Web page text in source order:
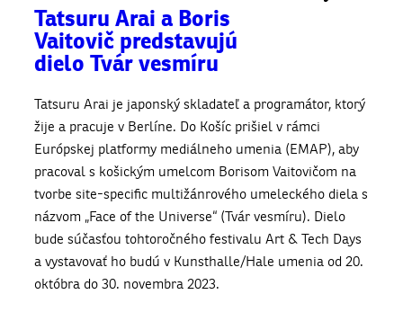
Tatsuru Arai a Boris
Vaitovič predstavujú
dielo Tvár vesmíru
Tatsuru Arai je japonský skladateľ a programátor, ktorý
žije a pracuje v Berlíne. Do Košíc prišiel v rámci
Európskej platformy mediálneho umenia (EMAP), aby
pracoval s košickým umelcom Borisom Vaitovičom na
tvorbe site-specific multižánrového umeleckého diela s
názvom „Face of the Universe“ (Tvár vesmíru). Dielo
bude súčasťou tohtoročného festivalu Art & Tech Days
a vystavovať ho budú v Kunsthalle/Hale umenia od 20.
októbra do 30. novembra 2023.